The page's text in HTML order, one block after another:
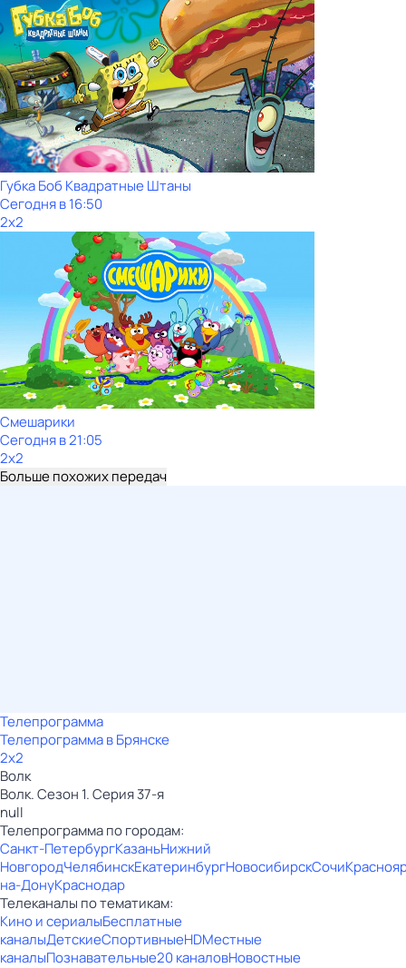
Губка Боб Квадратные Штаны
Сегодня в 16:50
2x2
Смешарики
Сегодня в 21:05
2x2
Больше похожих передач
Телепрограмма
Телепрограмма в Брянске
2x2
Волк
Волк. Сезон 1. Серия 37-я
null
Телепрограмма по городам:
Санкт-ПетербургКазаньНижний
НовгородЧелябинскЕкатеринбургНовосибирскСочи
на-ДонуКраснодар
Телеканалы по тематикам:
Кино и сериалыБесплатные
каналыДетскиеСпортивныеHDМестные
каналыПознавательные20 каналовНовостные